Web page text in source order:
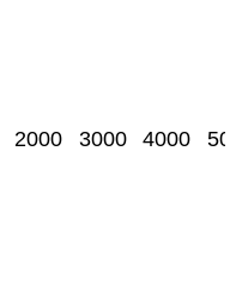
2000 3000 4000